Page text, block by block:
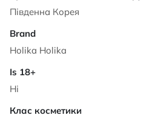
Південна Корея
Holika Holika
Ні